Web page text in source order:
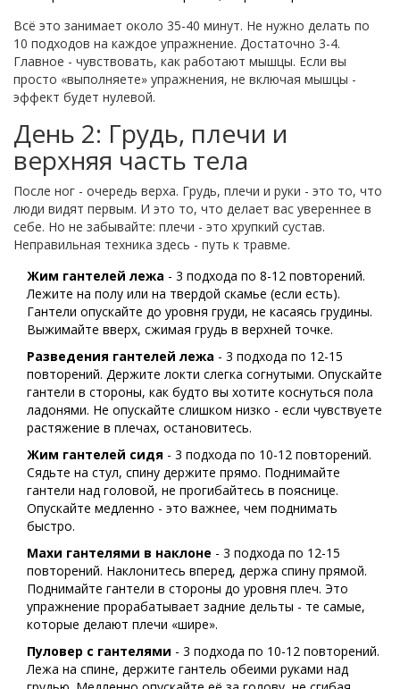
Всё это занимает около 35-40 минут. Не нужно делать по
10 подходов на каждое упражнение. Достаточно 3-4.
Главное - чувствовать, как работают мышцы. Если вы
просто «выполняете» упражнения, не включая мышцы -
эффект будет нулевой.
День 2: Грудь, плечи и
верхняя часть тела
После ног - очередь верха. Грудь, плечи и руки - это то, что
люди видят первым. И это то, что делает вас увереннее в
себе. Но не забывайте: плечи - это хрупкий сустав.
Неправильная техника здесь - путь к травме.
Жим гантелей лежа - 3 подхода по 8-12 повторений.
Лежите на полу или на твердой скамье (если есть).
Гантели опускайте до уровня груди, не касаясь грудины.
Выжимайте вверх, сжимая грудь в верхней точке.
Разведения гантелей лежа - 3 подхода по 12-15
повторений. Держите локти слегка согнутыми. Опускайте
гантели в стороны, как будто вы хотите коснуться пола
ладонями. Не опускайте слишком низко - если чувствуете
растяжение в плечах, остановитесь.
Жим гантелей сидя - 3 подхода по 10-12 повторений.
Сядьте на стул, спину держите прямо. Поднимайте
гантели над головой, не прогибайтесь в пояснице.
Опускайте медленно - это важнее, чем поднимать
быстро.
Махи гантелями в наклоне - 3 подхода по 12-15
повторений. Наклонитесь вперед, держа спину прямой.
Поднимайте гантели в стороны до уровня плеч. Это
упражнение прорабатывает задние дельты - те самые,
которые делают плечи «шире».
Пуловер с гантелями - 3 подхода по 10-12 повторений.
Лежа на спине, держите гантель обеими руками над